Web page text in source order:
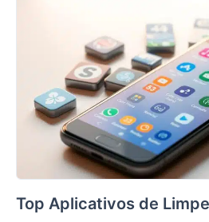
Top Aplicativos de